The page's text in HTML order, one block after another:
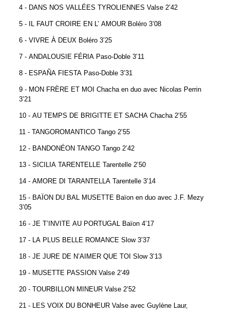
4 - DANS NOS VALLÉES TYROLIENNES Valse 2’42
5 - IL FAUT CROIRE EN L’ AMOUR Boléro 3’08
6 - VIVRE À DEUX Boléro 3’25
7 - ANDALOUSIE FÉRIA Paso-Doble 3’11
8 - ESPAÑA FIESTA Paso-Doble 3’31
9 - MON FRÈRE ET MOI Chacha en duo avec Nicolas Perrin
3’21
10 - AU TEMPS DE BRIGITTE ET SACHA Chacha 2’55
11 - TANGOROMANTICO Tango 2’55
12 - BANDONÉON TANGO Tango 2’42
13 - SICILIA TARENTELLE Tarentelle 2’50
14 - AMORE DI TARANTELLA Tarentelle 3’14
15 - BAÏON DU BAL MUSETTE Baïon en duo avec J.F. Mezy
3’05
16 - JE T’INVITE AU PORTUGAL Baïon 4’17
17 - LA PLUS BELLE ROMANCE Slow 3’37
18 - JE JURE DE N’AIMER QUE TOI Slow 3’13
19 - MUSETTE PASSION Valse 2’49
20 - TOURBILLON MINEUR Valse 2’52
21 - LES VOIX DU BONHEUR Valse avec Guylène Laur,